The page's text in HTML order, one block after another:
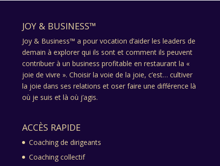
JOY & BUSINESS™
Joy & Business™ a pour vocation d’aider les leaders de
demain à explorer qui ils sont et comment ils peuvent
contribuer à un business profitable en restaurant la «
joie de vivre ». Choisir la voie de la joie, c’est… cultiver
la joie dans ses relations et oser faire une différence là
où je suis et là où j’agis.
ACCÈS RAPIDE
Coaching de dirigeants
Coaching collectif